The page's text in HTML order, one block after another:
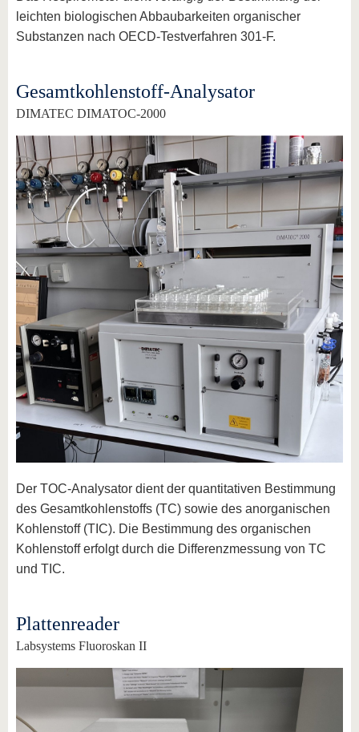
leichten biologischen Abbaubarkeiten organischer
Substanzen nach OECD-Testverfahren 301-F.
Gesamtkohlenstoff-Analysator
DIMATEC DIMATOC-2000
Der TOC-Analysator dient der quantitativen Bestimmung
des Gesamtkohlenstoffs (TC) sowie des anorganischen
Kohlenstoff (TIC). Die Bestimmung des organischen
Kohlenstoff erfolgt durch die Differenzmessung von TC
und TIC.
Plattenreader
Labsystems Fluoroskan II